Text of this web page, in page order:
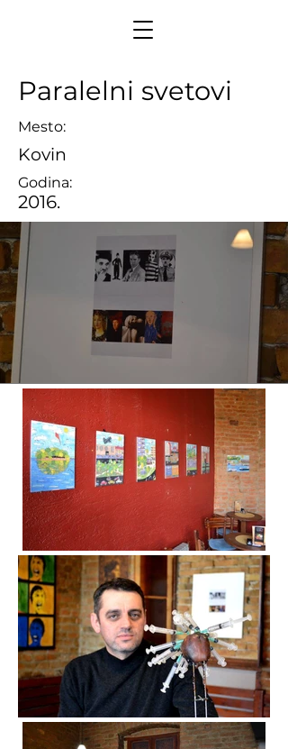
Paralelni svetovi
Mesto:
Kovin
Godina:
2016.